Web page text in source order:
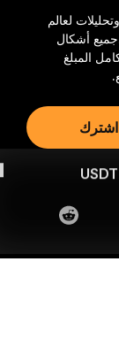
لعالم
أشكال